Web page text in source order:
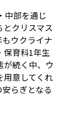
中部を通じ
クリスマス
ウクライナ
保育科1年生
続く中、ウ
用意してくれ
らぎとなる